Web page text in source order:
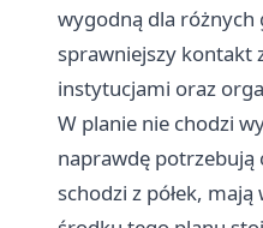
wygodną dla różnych
sprawniejszy kontakt
instytucjami oraz
W planie nie chodzi
naprawdę potrzebują
schodzi z półek,